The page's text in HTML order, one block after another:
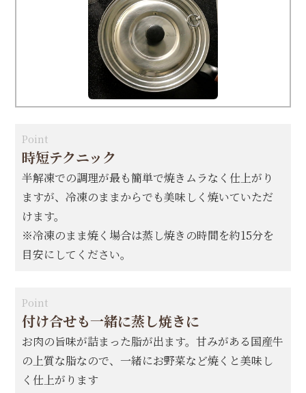
Point
時短テクニック
半解凍での調理が最も簡単で焼きムラなく仕上がり
ますが、冷凍のままからでも美味しく焼いていただ
けます。
※冷凍のまま焼く場合は蒸し焼きの時間を約15分を
目安にしてください。
Point
付け合せも一緒に蒸し焼きに
お肉の旨味が詰まった脂が出ます。甘みがある国産牛
の上質な脂なので、一緒にお野菜など焼くと美味し
く仕上がります